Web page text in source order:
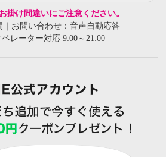
掛け間違いにご注意ください。
｜お問い合わせ：音声自動応答
レーター対応 9:00～21:00